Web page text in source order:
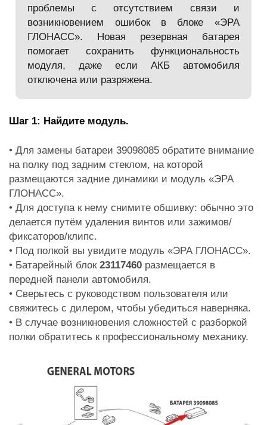
проблемы с отсутствием связи и
возникновением ошибок в блоке «ЭРА
ГЛОНАСС». Новая резервная батарея
помогает сохранить функциональность
модуля, даже если АКБ автомобиля
отключена или разряжена.
Шаг 1: Найдите модуль.
• Для замены батареи 39098085 обратите внимание
на полку под задним стеклом, на которой
размещаются задние динамики и модуль «ЭРА
ГЛОНАСС».
• Для доступа к нему снимите обшивку: обычно это
делается путём удаления винтов или зажимов/
фиксаторов/клипс.
• Под полкой вы увидите модуль «ЭРА ГЛОНАСС».
• Батарейный блок 23117460 размещается в
передней панели автомобиля.
• Сверьтесь с руководством пользователя или
свяжитесь с дилером, чтобы убедиться наверняка.
• В случае возникновения сложностей с разборкой
полки обратитесь к профессиональному механику.